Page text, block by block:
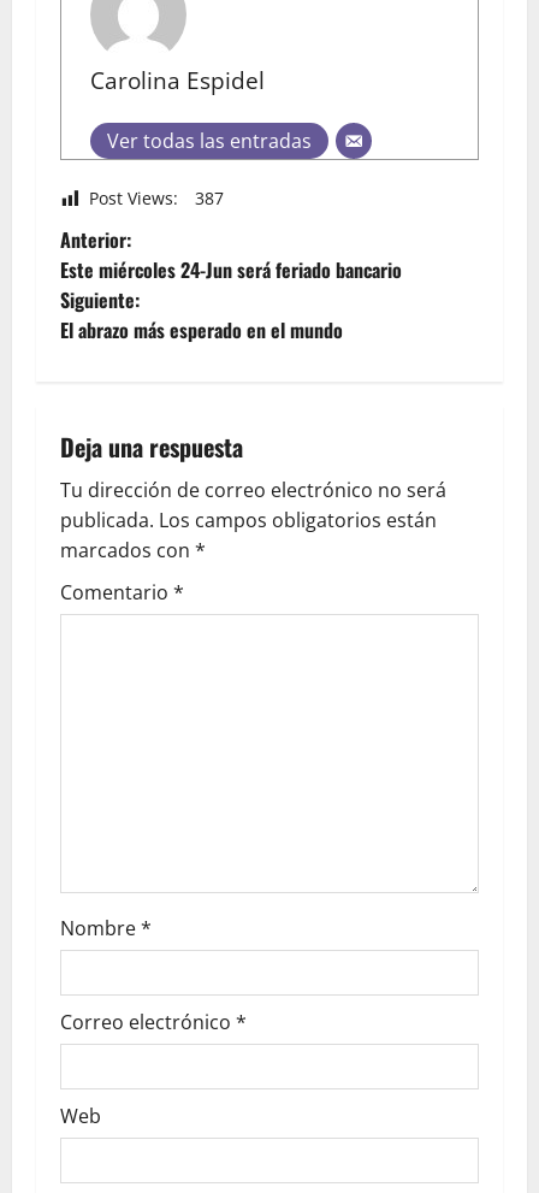
Carolina Espidel
Ver todas las entradas
Post Views: 387
Anterior:
Este miércoles 24-Jun será feriado bancario
Siguiente:
El abrazo más esperado en el mundo
Deja una respuesta
Tu dirección de correo electrónico no será
publicada. Los campos obligatorios están
marcados con *
Comentario *
Nombre*
Correo electrónico *
Web